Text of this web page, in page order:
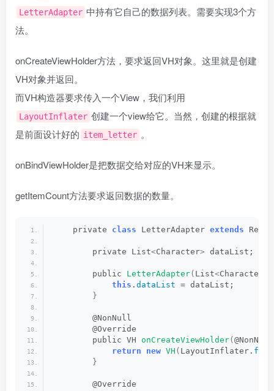
LetterAdapter 中持有它自己的数据列表。需要实现3个方
法。
onCreateViewHolder方法，要求返回VH对象。这里就是创建
VH对象并返回。
而VH构造器要求传入一个View，我们利用
LayoutInflater 创建一个view给它。当然，创建的根据就
是前面设计好的 item_letter 。
onBindViewHolder是把数据交给对应的VH来显示。
getItemCount方法要求返回数据的数量。
    private
class LetterAdapter extends
        private List
<Character> dataList;
        public
LetterAdapter( List<Character
this . dataList = dataList;
}
        @NonNull
        @Override
        public VH
onCreateViewHolder(
return
new VH ( LayoutInflater. from
}
        @Override